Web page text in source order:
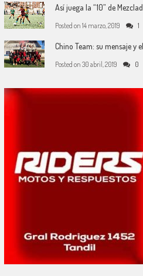
Así juega la “10” de
Posted on 14 marzo, 2019 1
Chino Team: su mensaje y
Posted on 30 abril, 2019 0